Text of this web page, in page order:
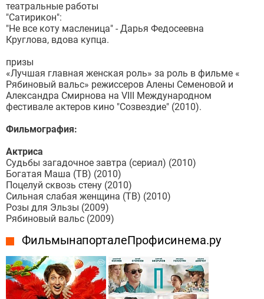
театральные работы
"Сатирикон":
"Не все коту масленица" - Дарья Федосеевна
Круглова, вдова купца.
призы
«Лучшая главная женская роль» за роль в фильме «
Рябиновый вальс» режиссеров Алены Семеновой и
Александра Смирнова на VIII Международном
фестивале актеров кино "Созвездие" (2010).
Фильмография:
Актриса
Судьбы загадочное завтра (сериал) (2010)
Богатая Маша (ТВ) (2010)
Поцелуй сквозь стену (2010)
Сильная слабая женщина (ТВ) (2010)
Розы для Эльзы (2009)
Рябиновый вальс (2009)
Фильмы на портале Профисинема.ру